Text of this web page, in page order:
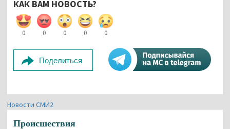
КАК ВАМ НОВОСТЬ?
0 0 0 0 0
Поделиться
Новости СМИ2
Происшествия